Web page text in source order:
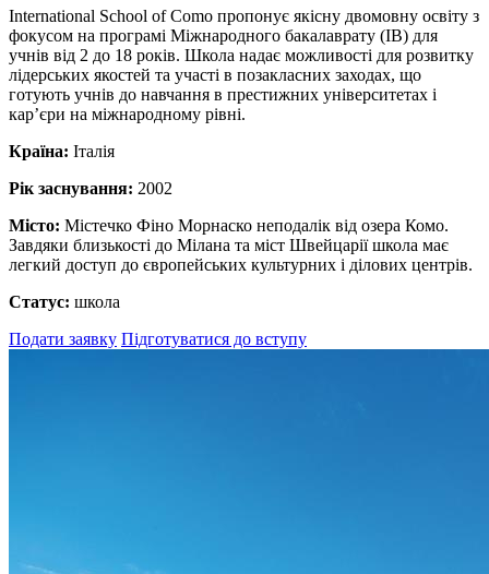
International School of Como пропонує якісну двомовну освіту з
фокусом на програмі Міжнародного бакалаврату (IB) для
учнів від 2 до 18 років. Школа надає можливості для розвитку
лідерських якостей та участі в позакласних заходах, що
готують учнів до навчання в престижних університетах і
кар’єри на міжнародному рівні.
Країна: Італія
Рік заснування: 2002
Місто: Містечко Фіно Морнаско неподалік від озера Комо.
Завдяки близькості до Мілана та міст Швейцарії школа має
легкий доступ до європейських культурних і ділових центрів.
Статус: школа
Подати заявку Підготуватися до вступу